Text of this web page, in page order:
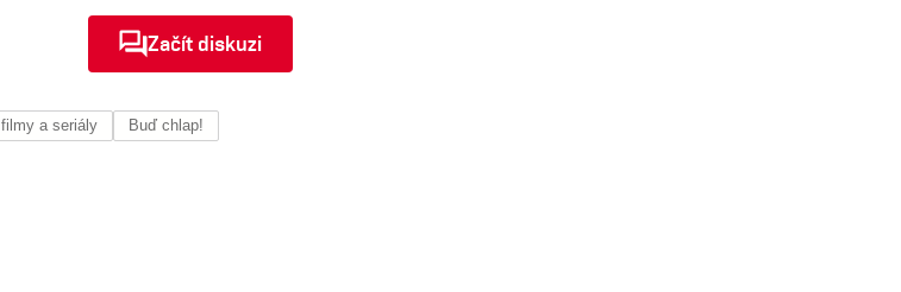
Začít diskuzi
filmy a seriály Buď chlap!